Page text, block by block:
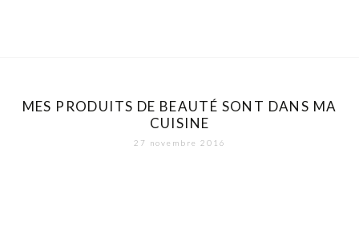
MES PRODUITS DE BEAUTÉ SONT DANS MA
CUISINE
27 novembre 2016